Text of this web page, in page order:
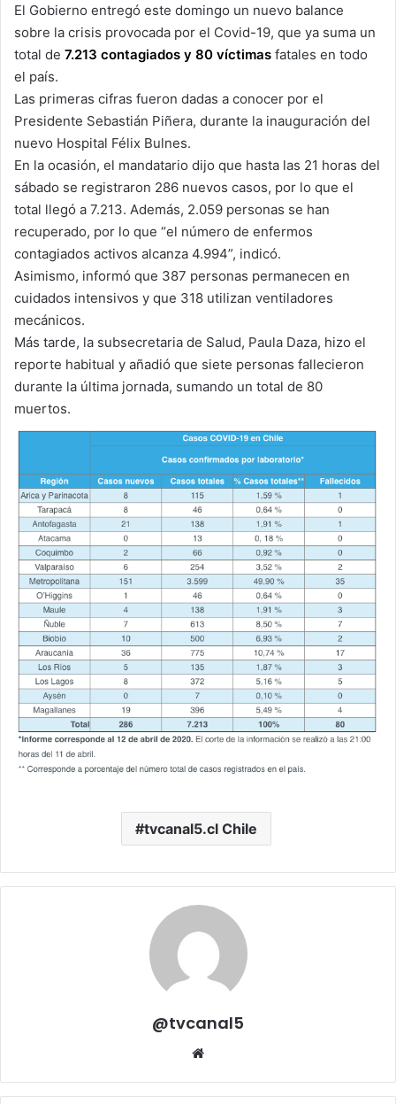
El Gobierno entregó este domingo un nuevo balance
sobre la crisis provocada por el Covid-19, que ya suma un
total de 7.213 contagiados y 80 víctimas fatales en todo
el país.
Las primeras cifras fueron dadas a conocer por el
Presidente Sebastián Piñera, durante la inauguración del
nuevo Hospital Félix Bulnes.
En la ocasión, el mandatario dijo que hasta las 21 horas del
sábado se registraron 286 nuevos casos, por lo que el
total llegó a 7.213. Además, 2.059 personas se han
recuperado, por lo que “el número de enfermos
contagiados activos alcanza 4.994”, indicó.
Asimismo, informó que 387 personas permanecen en
cuidados intensivos y que 318 utilizan ventiladores
mecánicos.
Más tarde, la subsecretaria de Salud, Paula Daza, hizo el
reporte habitual y añadió que siete personas fallecieron
durante la última jornada, sumando un total de 80
muertos.
tvcanal5.cl Chile
@tvcanal5